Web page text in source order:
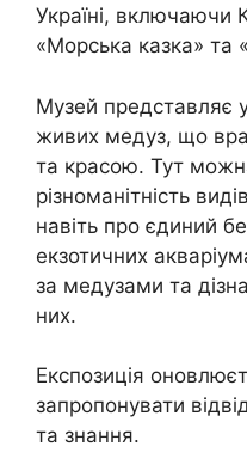
Україні, включаючи
«Морська казка» та
Музей представляє
живих медуз, що
та красою. Тут
різноманітність
навіть про єдиний
екзотичних
за медузами та
них.
Експозиція
запропонувати
та знання.